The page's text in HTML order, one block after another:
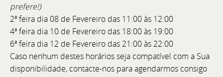
Member's Meeting 2026 - Especial 25 Anos 🥂
📍 Local: BoatCenter – Setúbal 📅 Data: 4 de julho de
2026 - a partir das 17h00
prefere!)
2ª feira dia 08 de Fevereiro das 11:00 às 12:00
4ª feira dia 10 de Fevereiro das 18:00 às 19:00
6ª feira dia 12 de Fevereiro das 21:00 às 22:00
Caso nenhum destes horários seja compatível com a Sua
disponibilidade, contacte-nos para agendarmos consigo